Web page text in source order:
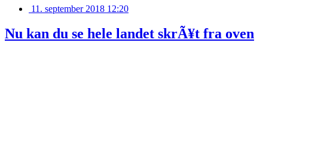
11. september 2018 12:20
Nu kan du se hele landet skrÃ¥t fra oven